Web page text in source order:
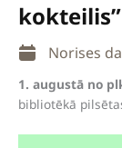
kokteilis”
Norises
1. augustā no
bibliotēkā